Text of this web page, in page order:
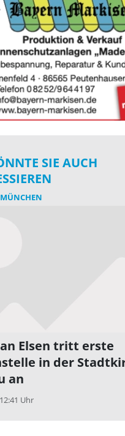
SIE AUCH
MÜNCHEN
Elsen tritt erste
in der
an
Uhr